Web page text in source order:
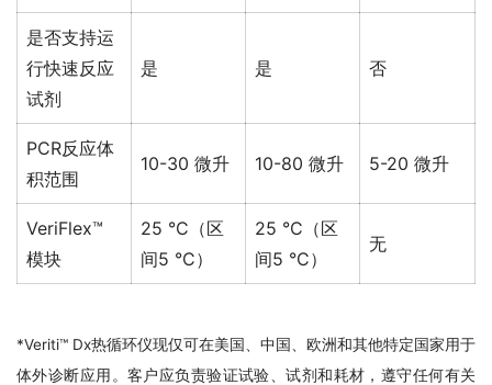
是否支持运
行快速反应
试剂
是 是 否
PCR反应体
积范围
10-30 微升 10-80 微升 5-20 微升
VeriFlex™
模块
25 °C（区
间5 °C）
25 °C（区
间5 °C）
无
*Veriti™ Dx热循环仪现仅可在美国、中国、欧洲和其他特定国家用于
体外诊断应用。客户应负责验证试验、试剂和耗材，遵守任何有关